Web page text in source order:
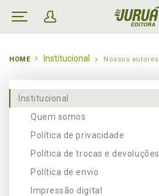
HOME Institucional Nossos autores
Institucional
Quem somos
Política de privacidade
Política de trocas e devoluções
Política de envio
Impressão digital